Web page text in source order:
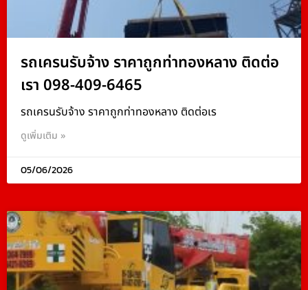
รถเครนรับจ้าง ราคาถูกท่าทองหลาง ติดต่อ
เรา 098-409-6465
รถเครนรับจ้าง ราคาถูกท่าทองหลาง ติดต่อเร
ดูเพิ่มเติม »
05/06/2026